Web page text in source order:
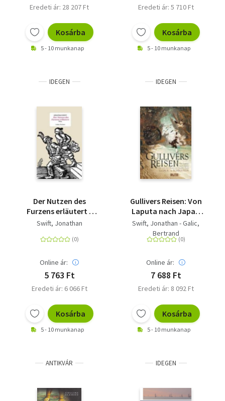
Eredeti ár: 28 207 Ft
Kosárba
5 - 10 munkanap
Eredeti ár: 5 710 Ft
Kosárba
5 - 10 munkanap
IDEGEN
Der Nutzen des
Furzens erläutert -
Essay
Swift, Jonathan
Online ár:
5 763 Ft
Eredeti ár: 6 066 Ft
Kosárba
5 - 10 munkanap
IDEGEN
Gullivers Reisen: Von
Laputa nach Japan
(Graphic Novel)
Swift, Jonathan - Galic,
Bertrand
Online ár:
7 688 Ft
Eredeti ár: 8 092 Ft
Kosárba
5 - 10 munkanap
ANTIKVÁR IDEGEN